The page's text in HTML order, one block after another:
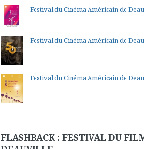
Festival du Cinéma Américain de
Festival du Cinéma Américain de
Festival du Cinéma Américain de
FLASHBACK : FESTIVAL DU